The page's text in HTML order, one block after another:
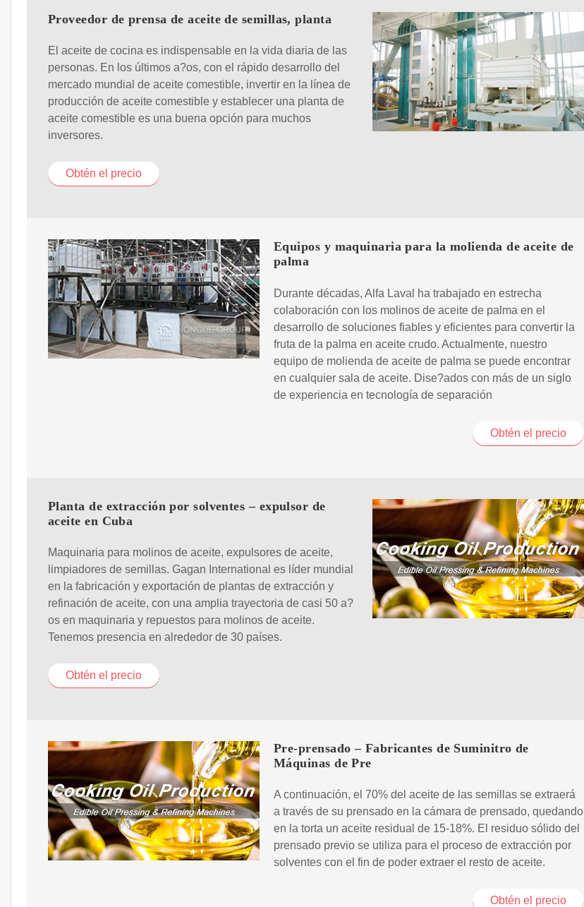
Proveedor de prensa de aceite de semillas, planta
El aceite de cocina es indispensable en la vida diaria de las
personas. En los últimos a?os, con el rápido desarrollo del
mercado mundial de aceite comestible, invertir en la línea de
producción de aceite comestible y establecer una planta de
aceite comestible es una buena opción para muchos
inversores.
Obtén el precio
Equipos y maquinaria para la molienda de aceite de
palma
Durante décadas, Alfa Laval ha trabajado en estrecha
colaboración con los molinos de aceite de palma en el
desarrollo de soluciones fiables y eficientes para convertir la
fruta de la palma en aceite crudo. Actualmente, nuestro
equipo de molienda de aceite de palma se puede encontrar
en cualquier sala de aceite. Dise?ados con más de un siglo
de experiencia en tecnología de separación
Obtén el precio
Planta de extracción por solventes – expulsor de
aceite en Cuba
Maquinaria para molinos de aceite, expulsores de aceite,
limpiadores de semillas. Gagan International es líder mundial
en la fabricación y exportación de plantas de extracción y
refinación de aceite, con una amplia trayectoria de casi 50 a?
os en maquinaria y repuestos para molinos de aceite.
Tenemos presencia en alrededor de 30 países.
Obtén el precio
Pre-prensado – Fabricantes de Suminitro de
Máquinas de Pre
A continuación, el 70% del aceite de las semillas se extraerá
a través de su prensado en la cámara de prensado, quedando
en la torta un aceite residual de 15-18%. El residuo sólido del
prensado previo se utiliza para el proceso de extracción por
solventes con el fin de poder extraer el resto de aceite.
Obtén el precio